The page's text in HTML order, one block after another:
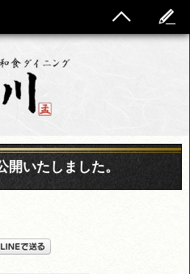
開いたしました。